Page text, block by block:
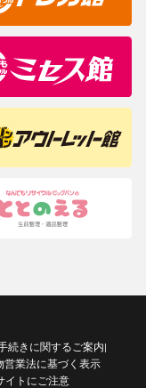
続きに関するご案内|
営業法に基づく表示
イトにご注意